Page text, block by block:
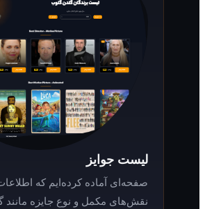
لیست جوایز
صفحه‌ای آماده کرده‌ایم که اطلاعات نامزدها،
نقش‌های مکمل و نوع جایزه مانند گلدن گلوب